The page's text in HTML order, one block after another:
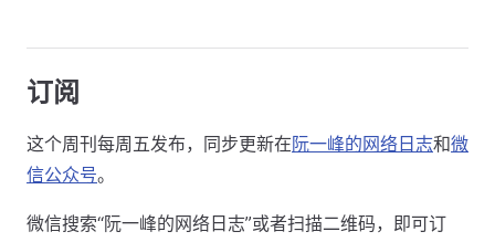
订阅
这个周刊每周五发布，同步更新在阮一峰的网络日志和微
信公众号。
微信搜索“阮一峰的网络日志”或者扫描二维码，即可订